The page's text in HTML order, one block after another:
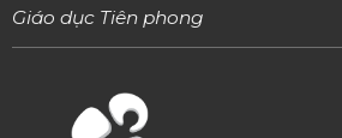
Giáo dục Tiên phong